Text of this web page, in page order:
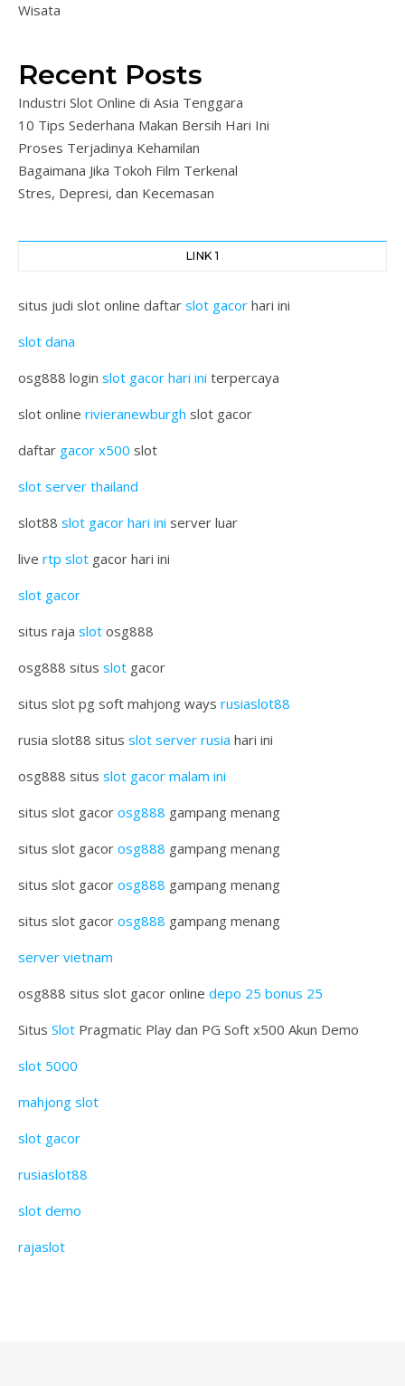
Wisata
Recent Posts
Industri Slot Online di Asia Tenggara
10 Tips Sederhana Makan Bersih Hari Ini
Proses Terjadinya Kehamilan
Bagaimana Jika Tokoh Film Terkenal
Stres, Depresi, dan Kecemasan
LINK 1
situs judi slot online daftar slot gacor hari ini
slot dana
osg888 login slot gacor hari ini terpercaya
slot online rivieranewburgh slot gacor
daftar gacor x500 slot
slot server thailand
slot88 slot gacor hari ini server luar
live rtp slot gacor hari ini
slot gacor
situs raja slot osg888
osg888 situs slot gacor
situs slot pg soft mahjong ways rusiaslot88
rusia slot88 situs slot server rusia hari ini
osg888 situs slot gacor malam ini
situs slot gacor osg888 gampang menang
situs slot gacor osg888 gampang menang
situs slot gacor osg888 gampang menang
situs slot gacor osg888 gampang menang
server vietnam
osg888 situs slot gacor online depo 25 bonus 25
Situs Slot Pragmatic Play dan PG Soft x500 Akun Demo
slot 5000
mahjong slot
slot gacor
rusiaslot88
slot demo
rajaslot